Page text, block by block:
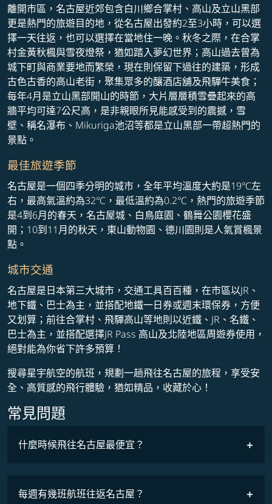
離開市區，名古屋近郊包含白川鄉合掌村、高山及立山黑部
更是熱門的旅遊目的地，從名古屋出發約2至3小時，可以選
擇一天往返，也可以選擇在當地住一晚。秋冬之際，在合掌
村金黃秋楓與雪夜燈祭，猶如踏入夢幻世界；高山過去曾為
城下町與商業要地而繁榮，現在則保留下過往的建築，形成
古色古香的高山老街，聚集眾多的釀酒店舖及飛驒牛美食；
每年4月是立山黑部開山的時節，大片層層積雪疊起來的高
牆平均可達7公尺高，是非親眼所見能感受到的震撼，雪
壁、稱名瀑布、Mikuriga池沼等都是立山黑部一帶超熱門的
景點。
最佳旅遊季節
名古屋是一個四季分明的城市，全年平均溫度大約是19℃左
右，最高氣溫約為32℃，最低溫約為0.2℃，熱門的旅遊季節
是4到6月的春天，名古屋城、白鳥庭園、鶴舞公園櫻花盛
開；10到11月的秋天，東山動物園、德川園則是人氣賞楓景
點。
城市交通
名古屋是日本第三大城市，交通工具百百種，在市區以JR、
地下鐵、巴士為主，並搭配地鐵一日券或週末環保券，方便
又划算；前往合掌村、飛驒高山等地則以近鐵、JR、名鐵、
巴士為主，並搭配選擇JR Pass 高山及北陸地區周遊券使用，
絕對能為你省下許多預算！
搜尋星宇航空的航班，規劃一趟飛往名古屋的旅程，享受安
全、高質感的飛行體驗，猶如精品，收藏於心！
常見問題
什麼時候飛往名古屋最便宜？
COSMILE會員
每週有幾班航班往返名古屋？